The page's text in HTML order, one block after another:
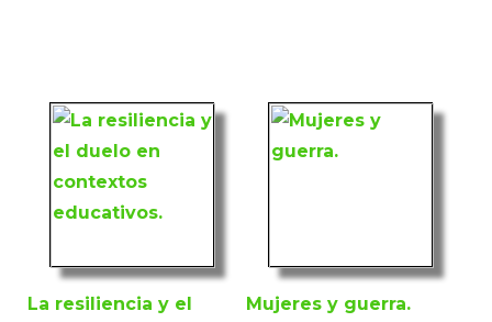
La resiliencia y el
Mujeres y guerra.